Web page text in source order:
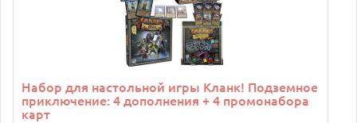
Набор для настольной игры Кланк! Подземное
приключение: 4 дополнения + 4 промонабора
карт